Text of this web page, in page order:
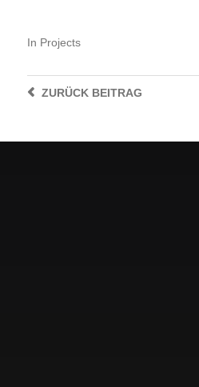
In Projects
ZURÜCKBEITRAG